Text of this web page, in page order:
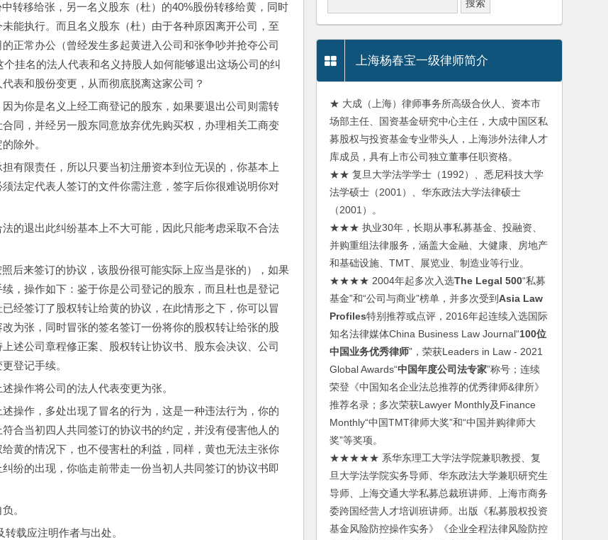
转移给张，另一名义股东（杜）的40%股份转移给黄，同时
能执行。而且名义股东（杜）由于各种原因离开公司，至
正常办公（曾经发生多起黄进入公司和张争吵并抢夺公司
挂名的法人代表和名义持股人如何能够退出这场公司的纠
表和股份变更，从而彻底脱离这家公司？
为你是名义上经工商登记的股东，如果要退出公司则需转
同，并经另一股东同意放弃优先购买权，办理相关工商变
除外。
有限责任，所以只要当初注册资本到位无误的，你基本上
法定代表人签订的文件你需注意，签字后你很难说明你对
的退出此纠纷基本上不大可能，因此只能考虑采取不合法
后来签订的协议，该股份很可能实际上应当是张的），如果
，操作如下：鉴于你是公司登记的股东，而且杜也是登记
经签订了股权转让给黄的协议，在此情形之下，你可以冒
为张，同时冒张的签名签订一份将你的股权转让给张的股
述公司章程修正案、股权转让协议书、股东会决议、公司
登记手续。
操作将公司的法人代表变更为张。
操作，多处出现了冒名的行为，这是一种违法行为，你的
合当初四人共同签订的协议书的约定，并没有侵害他人的
黄的情况下，也不侵害杜的利益，同样，黄也无法主张你
纷的出现，你临走前带走一份当初人共同签订的协议书即
。
载应注明作者与出处。
上海杨春宝一级律师简介
★ 大成（上海）律师事务所高级合伙人、资本市
场部主任、国资基金研究中心主任，大成中国区私
募股权与投资基金专业带头人，上海涉外法律人才
库成员，具有上市公司独立董事任职资格。
★★ 复旦大学法学学士（1992）、悉尼科技大学
法学硕士（2001）、华东政法大学法律硕士
（2001）。
★★★ 执业30年，长期从事私募基金、投融资、
并购重组法律服务，涵盖大金融、大健康、房地产
和基础设施、TMT、展览业、制造业等行业。
★★★★ 2004年起多次入选The Legal 500“私募
基金”和“公司与商业”榜单，并多次受到Asia Law
Profiles特别推荐或点评，2016年起连续入选国际
知名法律媒体China Business Law Journal“100位
中国业务优秀律师”，荣获Leaders in Law - 2021
Global Awards“中国年度公司法专家”称号；连续
荣登《中国知名企业法总推荐的优秀律师&律所》
推荐名录；多次荣获Lawyer Monthly及Finance
Monthly“中国TMT律师大奖”和“中国并购律师大
奖”等奖项。
★★★★★ 系华东理工大学法学院兼职教授、复
旦大学法学院实务导师、华东政法大学兼职研究生
导师、上海交通大学私募总裁班讲师、上海市商务
委跨国经营人才培训班讲师。出版《私募股权投资
基金风险防控操作实务》《企业全程法律风险防控